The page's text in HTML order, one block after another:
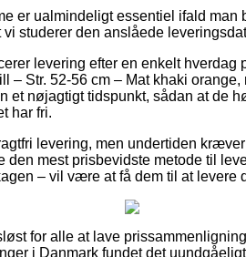
er ualmindeligt essentiel ifald man
studerer den anslåede
levering efter en enkelt hverdag
– Str. 52-56 cm – Mat khaki
et nøjagtigt tidspunkt, sådan at de
har fri.
levering, men undertiden
den mest prisbevidste metode til
– vil være at få dem til at levere
for alle at lave
i Danmark fundet det